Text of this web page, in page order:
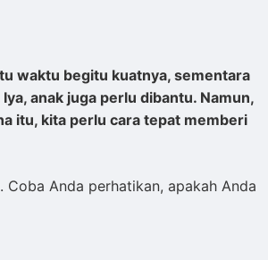
waktu begitu kuatnya, sementara
anak juga perlu dibantu. Namun,
itu, kita perlu cara tepat memberi
Anda perhatikan, apakah Anda